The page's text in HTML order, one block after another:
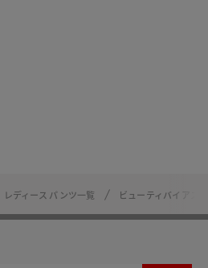
レディース パンツ一覧 ビューティバイアス